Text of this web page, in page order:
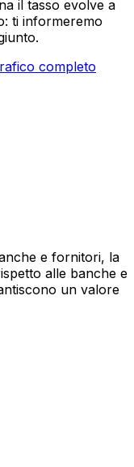
il tasso evolve a
ti informeremo
completo
e fornitori, la
alle banche e
un valore